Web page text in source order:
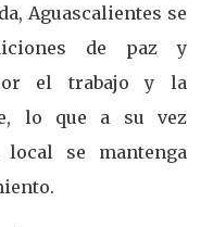
Aguascalientes se
de paz y
el trabajo y la
lo que a su vez
se mantenga